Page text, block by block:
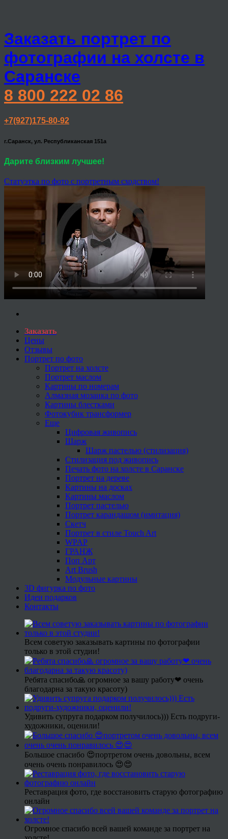
Заказать портрет по
фотографии на холсте в
Саранске
8 800 222 02 86
+7(927)175-80-92
г.Саранск, ул. Республиканская 151а
Дарите близким лучшее!
Статуэтка по фото с портретным сходством!
Заказать
Цены
Отзывы
Портрет по фото
Портрет на холсте
Портрет маслом
Картины по номерам
Алмазная мозаика по фото
Картины блестками
Фотокубик трансформер
Еще
Цифровая живопись
Шарж
Шарж пастелью (стилизация)
Стилизация под живопись
Печать фото на холсте в Саранске
Портрет на дереве
Картины на досках
Картины маслом
Портрет пастелью
Портрет карандашом (имитация)
Скетч
Портрет в стиле Touch Art
WPAP
ГРАНЖ
Поп Арт
Art Brush
Модульные картины
3D фигурка по фото
Идеи подарков
Контакты
Всем советую заказывать картины по фотографии
только в этой студии!
Ребята спасибо🙏 огромное за вашу работу❤ очень
благодарна за такую красоту)
Удивить супруга подарком получилось))) Есть подруги-
художники, оценили!
Большое спасибо 😍портретом очень довольны, всем
очень очень понравилось 😍😍
Реставрация фото, где восстановить старую фотографию
онлайн
Огромное спасибо всей вашей команде за портрет на